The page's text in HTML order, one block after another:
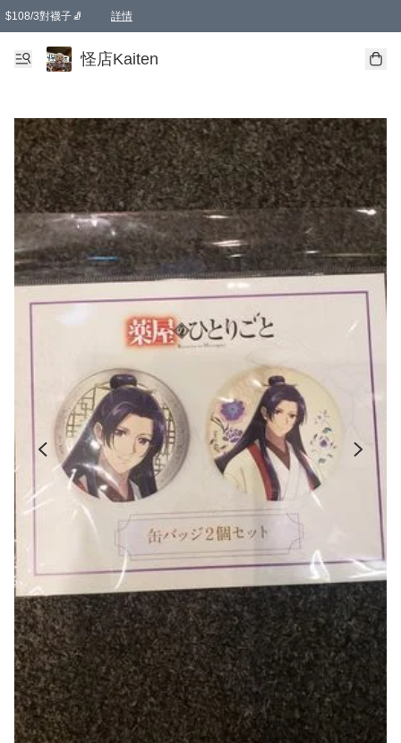
$108/3對襪子🧦 詳情
卡通傘☂️2把8折
購物滿 HKD 650.00即享免運費優惠！（適用於 本地送貨、本地取貨 )
怪店Kaiten